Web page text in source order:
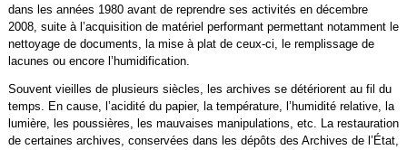
dans les années 1980 avant de reprendre ses activités en décembre
2008, suite à l’acquisition de matériel performant permettant notamment le
nettoyage de documents, la mise à plat de ceux-ci, le remplissage de
lacunes ou encore l’humidification.
Souvent vieilles de plusieurs siècles, les archives se détériorent au fil du
temps. En cause, l’acidité du papier, la température, l’humidité relative, la
lumière, les poussières, les mauvaises manipulations, etc. La restauration
de certaines archives, conservées dans les dépôts des Archives de l’État,